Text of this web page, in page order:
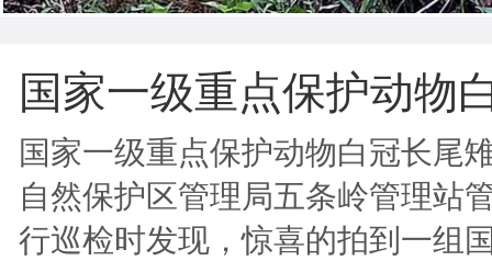
国家一级重点保护动物
国家一级重点保护动物白冠长尾
自然保护区管理局五条岭管理站
行巡检时发现，惊喜的拍到一组